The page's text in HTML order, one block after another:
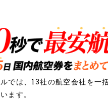
では、13社の航空会社を一
ます。